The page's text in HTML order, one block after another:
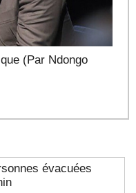
(Par Ndongo
évacuées